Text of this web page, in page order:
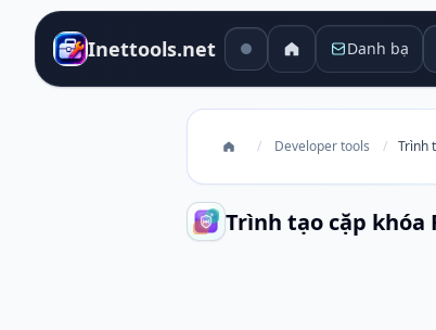
Inettools.net Danh bạ
/ Developer tools / Trình
Trình tạo cặp khóa